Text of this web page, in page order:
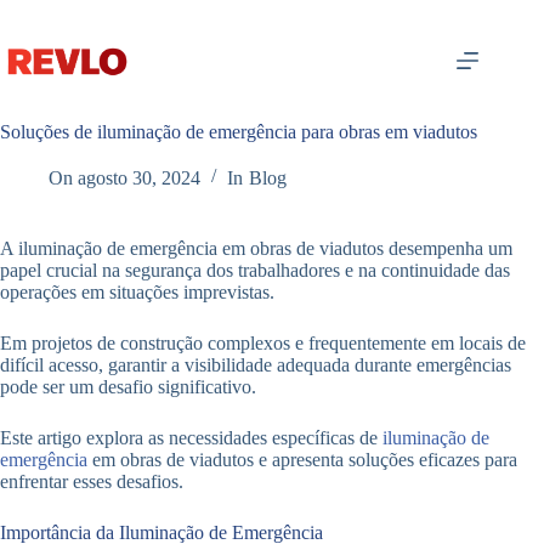
o
conteúdo
Soluções de iluminação de emergência para obras em viadutos
On agosto 30, 2024 In Blog
A iluminação de emergência em obras de viadutos desempenha um
papel crucial na segurança dos trabalhadores e na continuidade das
operações em situações imprevistas.
Em projetos de construção complexos e frequentemente em locais de
difícil acesso, garantir a visibilidade adequada durante emergências
pode ser um desafio significativo.
Este artigo explora as necessidades específicas de iluminação de
emergência em obras de viadutos e apresenta soluções eficazes para
enfrentar esses desafios.
Importância da Iluminação de Emergência